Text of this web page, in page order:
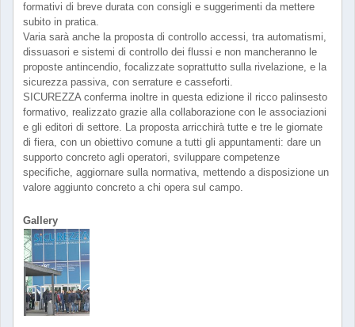
formativi di breve durata con consigli e suggerimenti da mettere
subito in pratica.
Varia sarà anche la proposta di controllo accessi, tra automatismi,
dissuasori e sistemi di controllo dei flussi e non mancheranno le
proposte antincendio, focalizzate soprattutto sulla rivelazione, e la
sicurezza passiva, con serrature e casseforti.
SICUREZZA conferma inoltre in questa edizione il ricco palinsesto
formativo, realizzato grazie alla collaborazione con le associazioni
e gli editori di settore. La proposta arricchirà tutte e tre le giornate
di fiera, con un obiettivo comune a tutti gli appuntamenti: dare un
supporto concreto agli operatori, sviluppare competenze
specifiche, aggiornare sulla normativa, mettendo a disposizione un
valore aggiunto concreto a chi opera sul campo.
Gallery